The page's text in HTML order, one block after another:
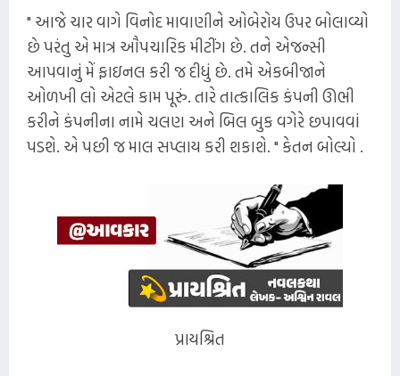
" આજે ચાર વાગે વિનોદ માવાણીને ઓબેરોય ઉપર બોલાવ્યો
છે પરંતુ એ માત્ર ઔપચારિક મીટીંગ છે. તને એજન્સી
આપવાનું મેં ફાઇનલ કરી જ દીધું છે. તમે એકબીજાને
ઓળખી લો એટલે કામ પૂરું. તારે તાત્કાલિક કંપની ઊભી
કરીને કંપનીના નામે ચલણ અને બિલ બુક વગેરે છપાવવાં
પડશે. એ પછી જ માલ સપ્લાય કરી શકાશે. " કેતન બોલ્યો .
પ્રાયશ્રિત